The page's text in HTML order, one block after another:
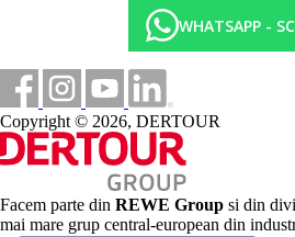
http://www.hersohotels.gr
Wellness
Contra cost: sauna, aburi, jacuzzi,
Internet
Wi-Fi in hotel.
Categoria oficiala
WHATSAPP -
Copyright © 2026, DERTOUR
Facem parte din REWE Group si din
mai mare grup central-european din